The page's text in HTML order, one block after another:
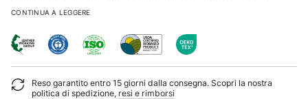
product
"multiples_of"=>"Incrementi
di
quantity
}}",
"minimum_of"=>"Minimo
divisa in 3 scomparti e ha una tasca interna
CONTINUA A LEGGERE
Reso garantito entro 15 giorni dalla consegna. Scopri la nostra
politica di spedizione, resi e rimborsi